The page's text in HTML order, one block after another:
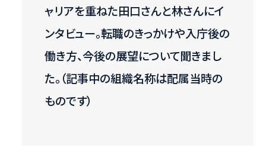
ャリアを重ねた田口さんと林さんにイ
ンタビュー。転職のきっかけや入庁後の
働き方、今後の展望について聞きまし
た。（記事中の組織名称は配属当時の
ものです）